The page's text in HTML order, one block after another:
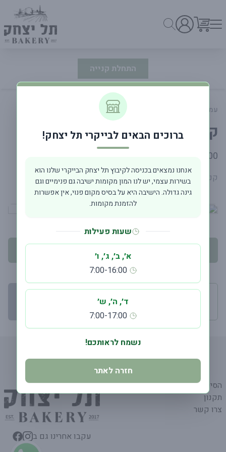
התחלת קנייה
עמוד ראשי מעדניה וסלטים
קנלוני
פרטי המוצר
69.00 ₪
קנלוני בעבודת יד במילוי גבינות 500 גרם
יש לבחור תאריך אספקה
הסיפור שלנו
תקנון
צרו קשר
עקבו אחרינו גם ב
ברוכים הבאים לבייקרי תל יצחק!
אנחנו נמצאים בכניסה לקיבוץ תל יצחק הבייקרי שלנו הוא
בשירות עצמי, יש לנו המון מקומות ישיבה גם פנימיים וגם
גינה גדולה. הישיבה היא על בסיס מקום פנוי, אין אפשרות
להזמנת מקומות.
שעות פעילות
א׳, ב׳, ג׳, ו׳
7:00-16:00
ד׳, ה׳, ש׳
7:00-17:00
נשמח לראותכם!
חזרה לאתר